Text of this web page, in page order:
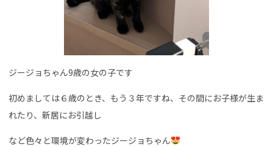
ジージョちゃん9歳の女の子です
初めましては６歳のとき、もう３年ですね、その間にお子様が生ま
れたり、新居にお引越し
など色々と環境が変わったジージョちゃん